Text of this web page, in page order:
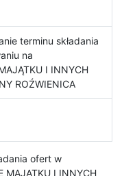
terminu składania
na
I INNYCH
ROŹWIENICA
ofert w
MAJĄTKU I INNYCH